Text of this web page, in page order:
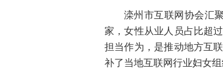
滦州市互联网协会汇
家，女性从业人员占比超
担当作为，是推动地方互
补了当地互联网行业妇女